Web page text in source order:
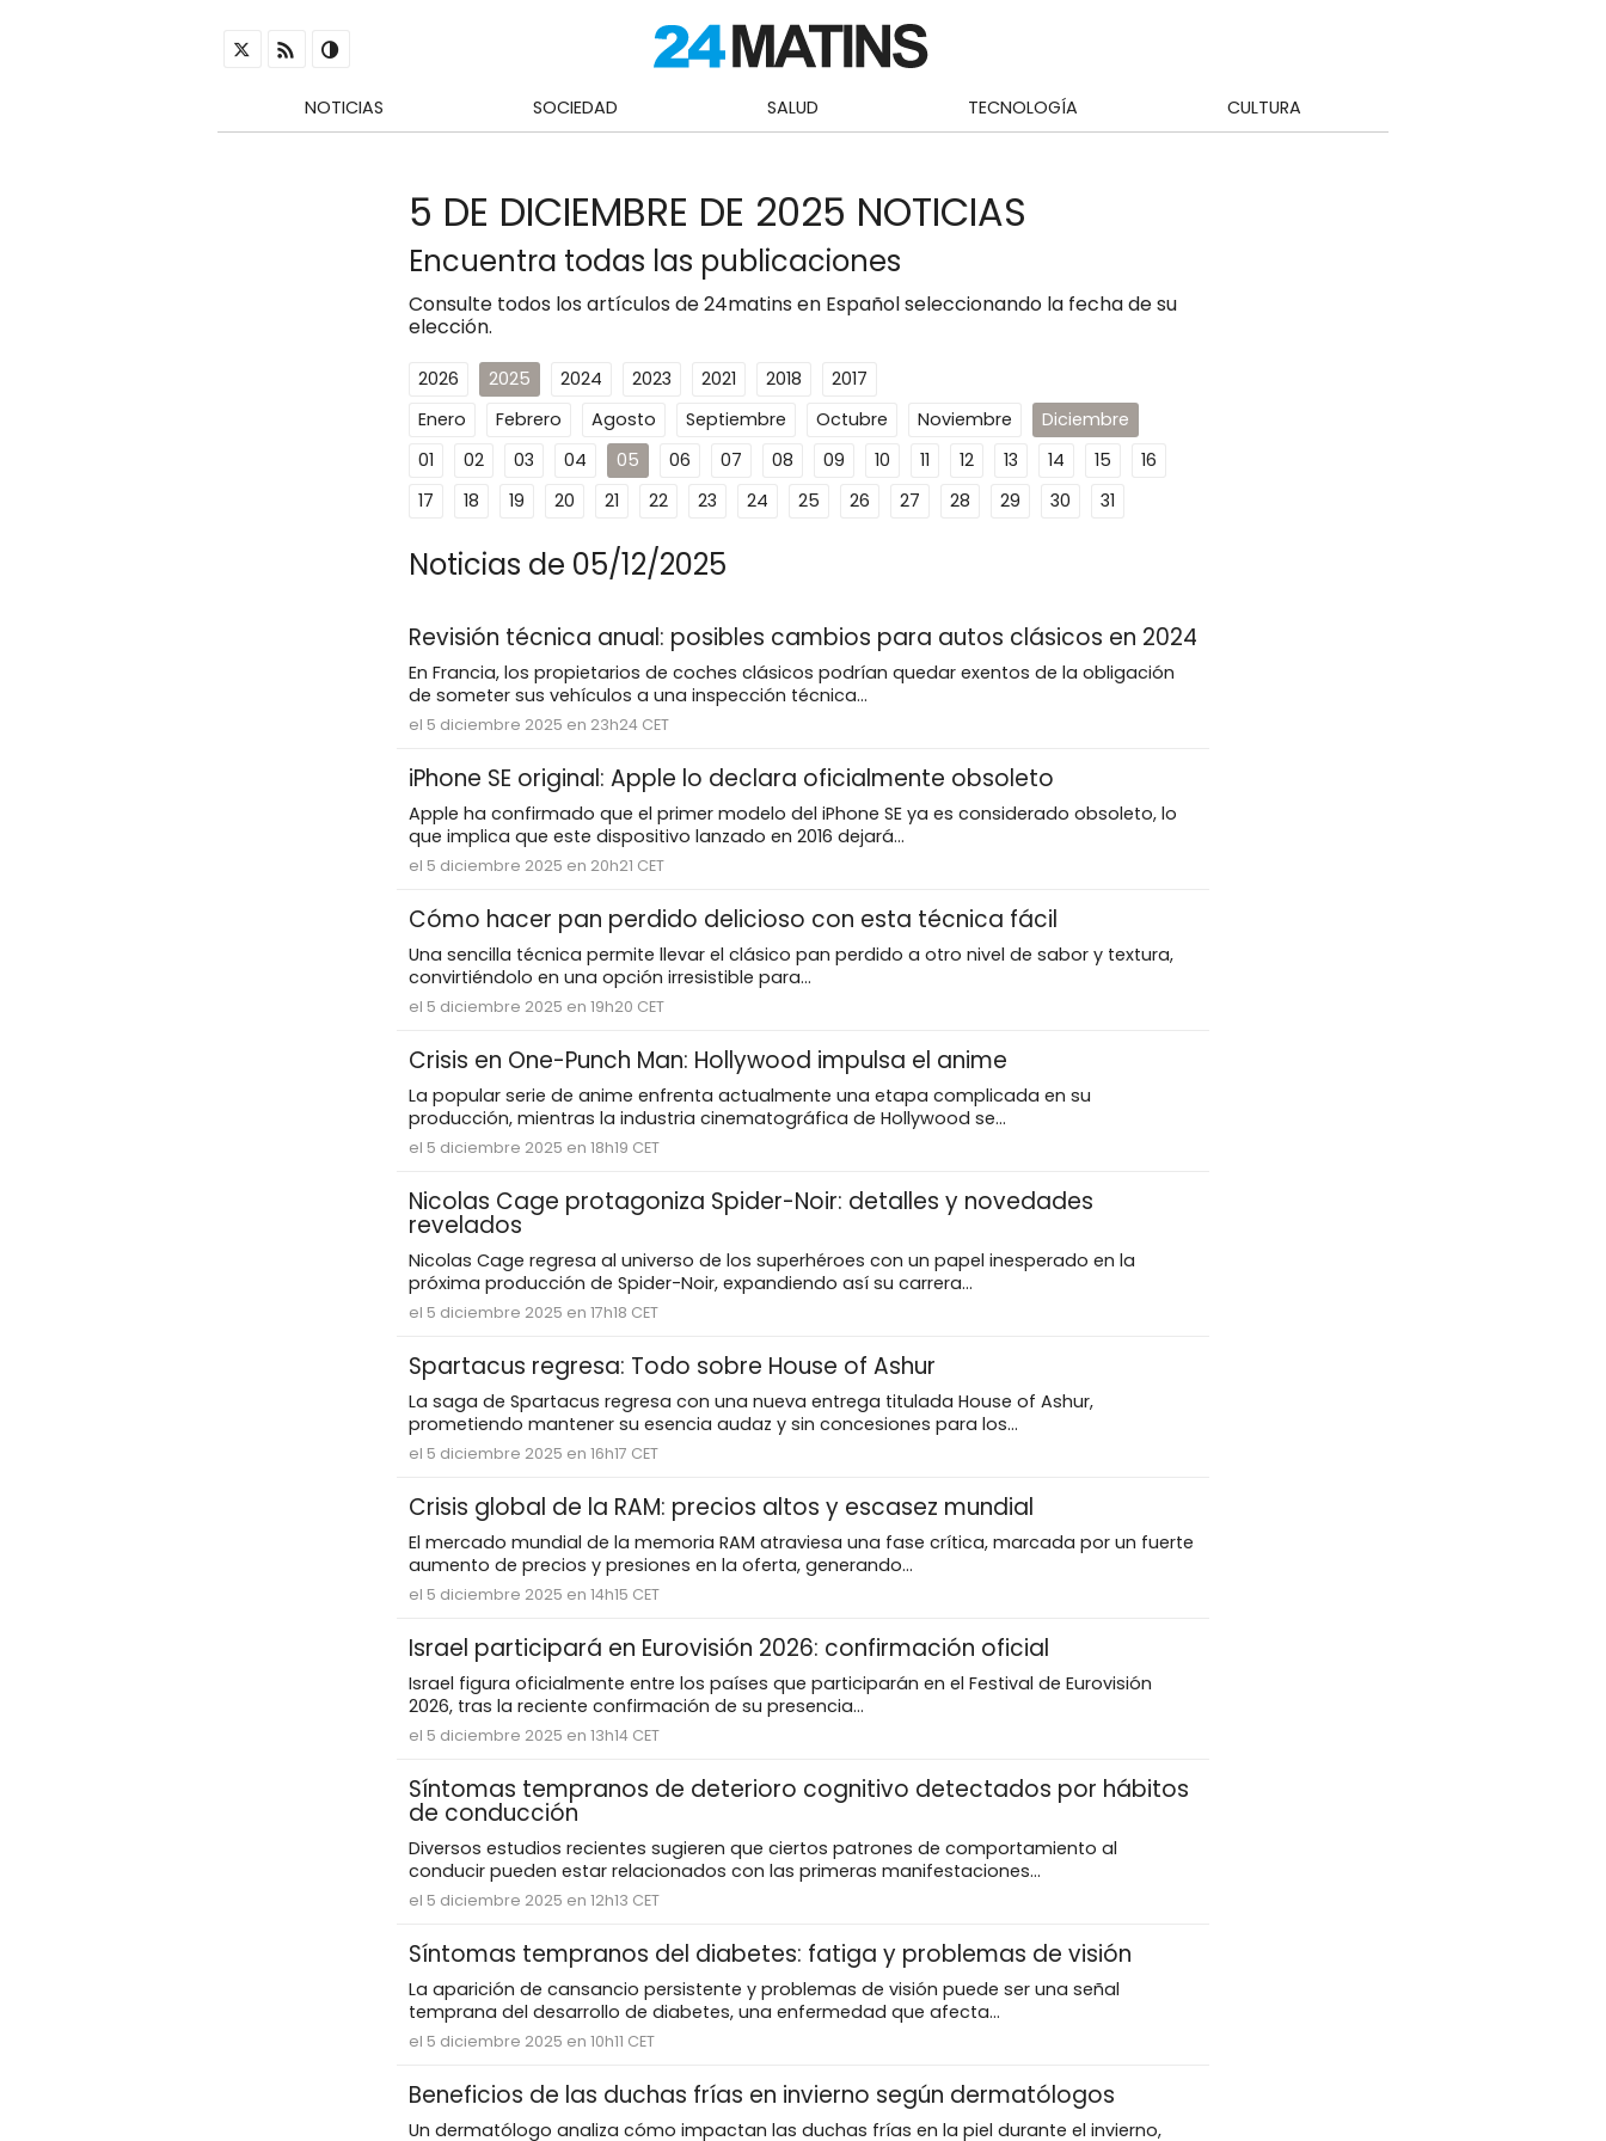
NOTICIAS SOCIEDAD SALUD TECNOLOGÍA CULTURA
5 DE DICIEMBRE DE 2025 NOTICIAS
Encuentra todas las publicaciones
Consulte todos los artículos de 24matins en Español seleccionando la fecha de su
elección.
2026 2025 2024 2023 2021 2018
2017
Enero
Febrero Agosto Septiembre Octubre Noviembre
Diciembre
01
02 03 04 05 06 07 08 09 10 11 12 13 14 15
16
17
18 19 20 21 22 23 24 25 26 27 28 29 30 31
Noticias de 05/12/2025
Revisión técnica anual: posibles cambios para autos clásicos en 2024
En Francia, los propietarios de coches clásicos podrían quedar exentos de la obligación
de someter sus vehículos a una inspección técnica...
el 5 diciembre 2025 en 23h24 CET
iPhone SE original: Apple lo declara oficialmente obsoleto
Apple ha confirmado que el primer modelo del iPhone SE ya es considerado obsoleto, lo
que implica que este dispositivo lanzado en 2016 dejará...
el 5 diciembre 2025 en 20h21 CET
Cómo hacer pan perdido delicioso con esta técnica fácil
Una sencilla técnica permite llevar el clásico pan perdido a otro nivel de sabor y textura,
convirtiéndolo en una opción irresistible para...
el 5 diciembre 2025 en 19h20 CET
Crisis en One-Punch Man: Hollywood impulsa el anime
La popular serie de anime enfrenta actualmente una etapa complicada en su
producción, mientras la industria cinematográfica de Hollywood se...
el 5 diciembre 2025 en 18h19 CET
Nicolas Cage protagoniza Spider-Noir: detalles y novedades
revelados
Nicolas Cage regresa al universo de los superhéroes con un papel inesperado en la
próxima producción de Spider-Noir, expandiendo así su carrera...
el 5 diciembre 2025 en 17h18 CET
Spartacus regresa: Todo sobre House of Ashur
La saga de Spartacus regresa con una nueva entrega titulada House of Ashur,
prometiendo mantener su esencia audaz y sin concesiones para los...
el 5 diciembre 2025 en 16h17 CET
Crisis global de la RAM: precios altos y escasez mundial
El mercado mundial de la memoria RAM atraviesa una fase crítica, marcada por un fuerte
aumento de precios y presiones en la oferta, generando...
el 5 diciembre 2025 en 14h15 CET
Israel participará en Eurovisión 2026: confirmación oficial
Israel figura oficialmente entre los países que participarán en el Festival de Eurovisión
2026, tras la reciente confirmación de su presencia...
el 5 diciembre 2025 en 13h14 CET
Síntomas tempranos de deterioro cognitivo detectados por hábitos
de conducción
Diversos estudios recientes sugieren que ciertos patrones de comportamiento al
conducir pueden estar relacionados con las primeras manifestaciones...
el 5 diciembre 2025 en 12h13 CET
Síntomas tempranos del diabetes: fatiga y problemas de visión
La aparición de cansancio persistente y problemas de visión puede ser una señal
temprana del desarrollo de diabetes, una enfermedad que afecta...
el 5 diciembre 2025 en 10h11 CET
Beneficios de las duchas frías en invierno según dermatólogos
Un dermatólogo analiza cómo impactan las duchas frías en la piel durante el invierno,